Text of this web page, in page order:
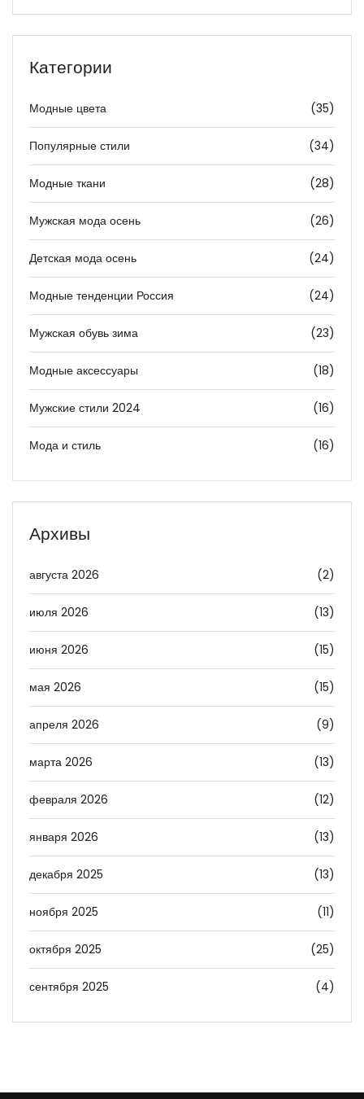
Категории
Модные цвета (35)
Популярные стили (34)
Модные ткани (28)
Мужская мода осень (26)
Детская мода осень (24)
Модные тенденции Россия (24)
Мужская обувь зима (23)
Модные аксессуары (18)
Мужские стили 2024 (16)
Мода и стиль (16)
Архивы
августа 2026 (2)
июля 2026 (13)
июня 2026 (15)
мая 2026 (15)
апреля 2026 (9)
марта 2026 (13)
февраля 2026 (12)
января 2026 (13)
декабря 2025 (13)
ноября 2025 (11)
октября 2025 (25)
сентября 2025 (4)